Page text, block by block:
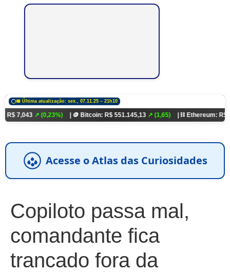
📅 Última atualização: sex., 07.11.25 – 21h10
↗ (0,23%) | 🪙 Bitcoin: R$ 551.145,13↗ (1,65) | ⛓️ Ethereum: R$ 18.321,93
Acesse o Atlas das Curiosidades
Copiloto passa mal,
comandante fica
trancado fora da